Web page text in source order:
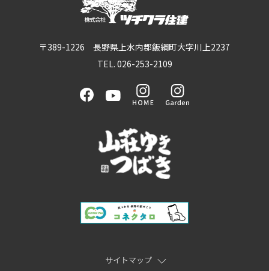
〒389-1226 長野県上水内郡飯綱町大字川上2237
TEL. 026-253-2109
サイトマップ